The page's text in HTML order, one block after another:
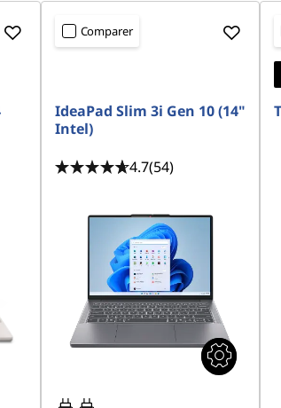
Comparer
IdeaPad Slim 3i Gen 10 (14"
Intel)
4.7(54)